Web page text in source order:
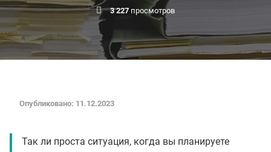
3 227 просмотров
Опубликовано: 11.12.2023
Так ли проста ситуация, когда вы планируете